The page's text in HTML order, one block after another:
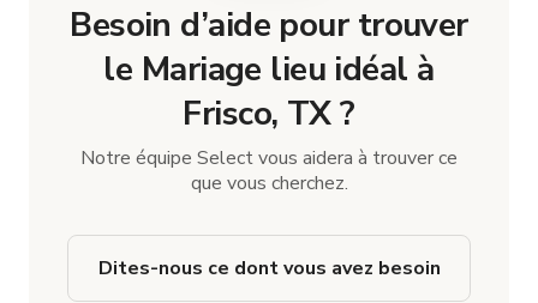
Besoin d’aide pour trouver
le Mariage lieu idéal à
Frisco, TX ?
Notre équipe Select vous aidera à trouver ce
que vous cherchez.
Dites-nous ce dont vous avez besoin